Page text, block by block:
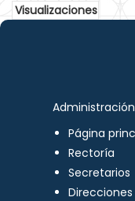
Visualizaciones
Página
Rectoría
Secretarios
Direcciones